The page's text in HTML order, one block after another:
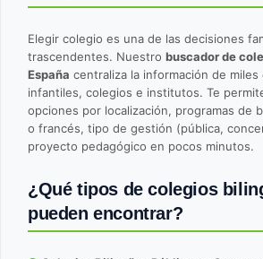
Elegir colegio es una de las decisiones
trascendentes. Nuestro buscador de
España centraliza la información de miles
infantiles, colegios e institutos. Te
opciones por localización, programas de
o francés, tipo de gestión (pública,
proyecto pedagógico en pocos minutos.
¿Qué tipos de colegios
pueden encontrar?